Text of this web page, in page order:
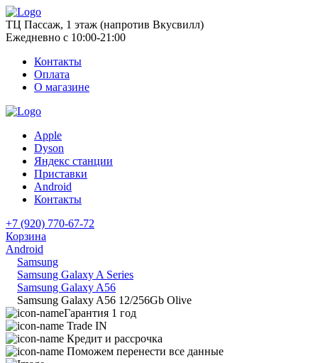
ТЦ Пассаж, 1 этаж (напротив Вкусвилл)
Ежедневно с 10:00-21:00
Контакты
Оплата
О магазине
Apple
Dyson
Яндекс станции
Приставки
Android
Контакты
+7 (920) 770-67-72
Корзина
Android
Samsung
Samsung Galaxy A Series
Samsung Galaxy A56
Samsung Galaxy A56 12/256Gb Olive
Гарантия 1 год
Trade IN
Кредит и рассрочка
Поможем перенести все данные